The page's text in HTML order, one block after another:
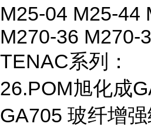
M25-04 M25-44
M270-36 M270-
TENAC系列：
26.POM旭化成
GA705 玻纤增强